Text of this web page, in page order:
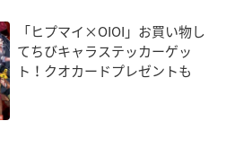
「ヒプマイ×OIOI」お買い物し
てちびキャラステッカーゲッ
ト！クオカードプレゼントも